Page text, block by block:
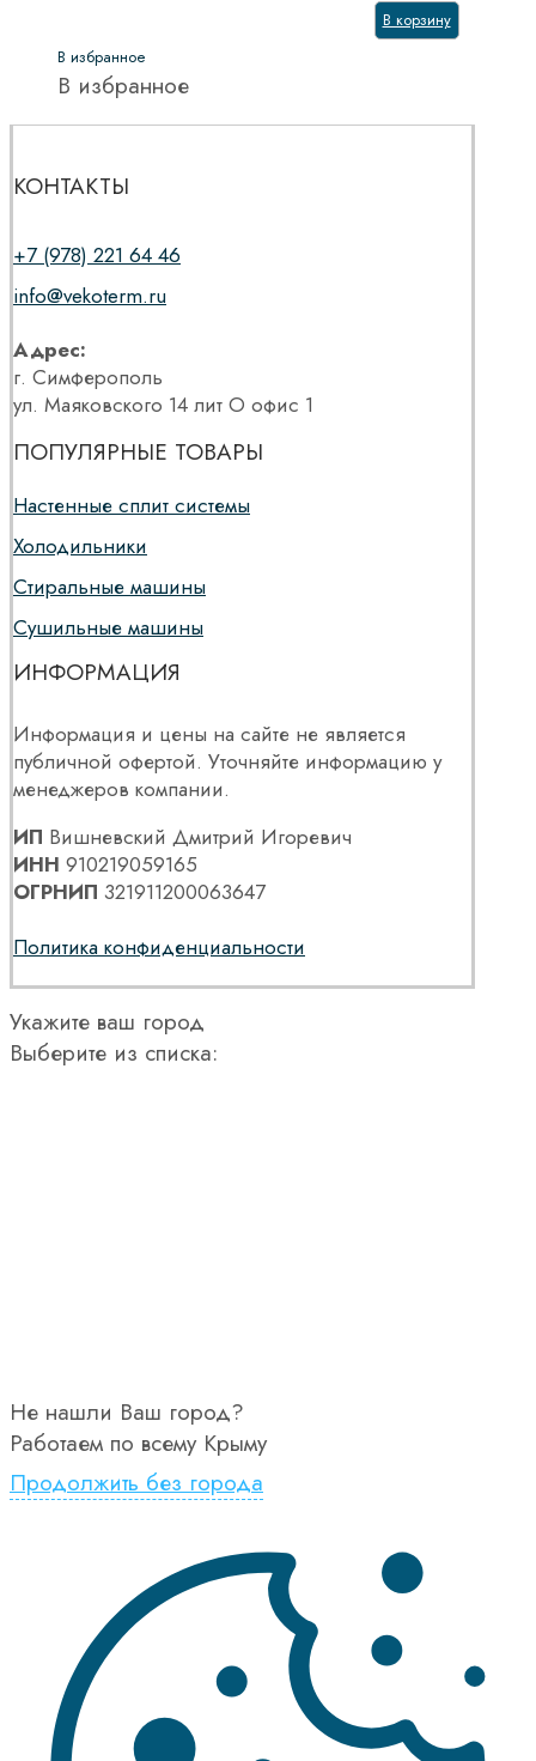
В корзину
В избранное
В избранное
КОНТАКТЫ
+7 (978) 221 64 46
info@vekoterm.ru
Адрес:
г. Симферополь
ул. Маяковского 14 лит О офис 1
ПОПУЛЯРНЫЕ ТОВАРЫ
Настенные сплит системы
Холодильники
Стиральные машины
Сушильные машины
ИНФОРМАЦИЯ
Информация и цены на сайте не является
публичной офертой. Уточняйте информацию у
менеджеров компании.
ИП Вишневский Дмитрий Игоревич
ИНН 910219059165
ОГРНИП 321911200063647
Политика конфиденциальности
Укажите ваш город
Выберите из списка:
Не нашли Ваш город?
Работаем по всему Крыму
Продолжить без города